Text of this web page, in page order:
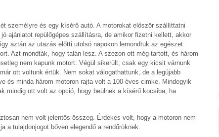
személyre és egy kísérő autó. A motorokat először szállíttatni
ajánlatot repülőgépes szállításra, de amikor fizetni kellett, akkor
aztán az utazás előtti utolsó napokon lemondtuk az egészet.
Azt mondták, hogy talán lesz. A szezon ott még tartott, és három
nem kapunk motort. Végül sikerült, csak egy kicsit várnunk
ott voltunk értük. Nem sokat válogathattunk, de a legújabb
és minda három motoron rajta volt a 100 éves cimke. Mindegyik
mindig ott volt az opció, hogy beülnek a kísérő kocsiba, ha
nem volt jelentős összeg. Érdekes volt, hogy a motoron nem
a tulajdonjogot bőven elegendő a rendőröknek.